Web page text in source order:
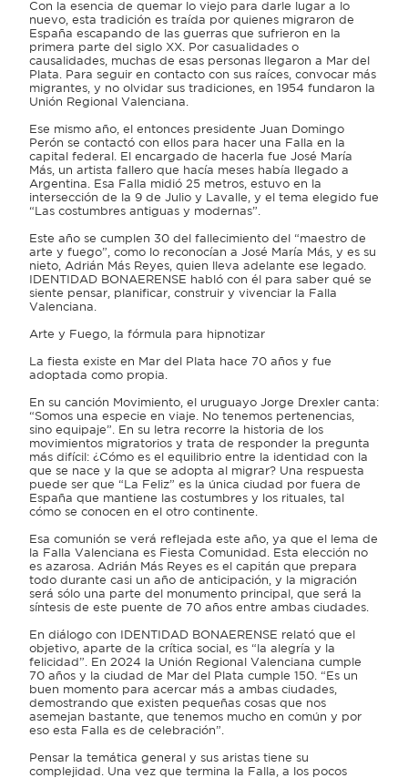
Con la esencia de quemar lo viejo para darle lugar a lo
nuevo, esta tradición es traída por quienes migraron de
España escapando de las guerras que sufrieron en la
primera parte del siglo XX. Por casualidades o
causalidades, muchas de esas personas llegaron a Mar del
Plata. Para seguir en contacto con sus raíces, convocar más
migrantes, y no olvidar sus tradiciones, en 1954 fundaron la
Unión Regional Valenciana.
Ese mismo año, el entonces presidente Juan Domingo
Perón se contactó con ellos para hacer una Falla en la
capital federal. El encargado de hacerla fue José María
Más, un artista fallero que hacía meses había llegado a
Argentina. Esa Falla midió 25 metros, estuvo en la
intersección de la 9 de Julio y Lavalle, y el tema elegido fue
“Las costumbres antiguas y modernas”.
Este año se cumplen 30 del fallecimiento del “maestro de
arte y fuego”, como lo reconocían a José María Más, y es su
nieto, Adrián Más Reyes, quien lleva adelante ese legado.
IDENTIDAD BONAERENSE habló con él para saber qué se
siente pensar, planificar, construir y vivenciar la Falla
Valenciana.
Arte y Fuego, la fórmula para hipnotizar
La fiesta existe en Mar del Plata hace 70 años y fue
adoptada como propia.
En su canción Movimiento, el uruguayo Jorge Drexler canta:
“Somos una especie en viaje. No tenemos pertenencias,
sino equipaje”. En su letra recorre la historia de los
movimientos migratorios y trata de responder la pregunta
más difícil: ¿Cómo es el equilibrio entre la identidad con la
que se nace y la que se adopta al migrar? Una respuesta
puede ser que “La Feliz” es la única ciudad por fuera de
España que mantiene las costumbres y los rituales, tal
cómo se conocen en el otro continente.
Esa comunión se verá reflejada este año, ya que el lema de
la Falla Valenciana es Fiesta Comunidad. Esta elección no
es azarosa. Adrián Más Reyes es el capitán que prepara
todo durante casi un año de anticipación, y la migración
será sólo una parte del monumento principal, que será la
síntesis de este puente de 70 años entre ambas ciudades.
En diálogo con IDENTIDAD BONAERENSE relató que el
objetivo, aparte de la crítica social, es “la alegría y la
felicidad”. En 2024 la Unión Regional Valenciana cumple
70 años y la ciudad de Mar del Plata cumple 150. “Es un
buen momento para acercar más a ambas ciudades,
demostrando que existen pequeñas cosas que nos
asemejan bastante, que tenemos mucho en común y por
eso esta Falla es de celebración”.
Pensar la temática general y sus aristas tiene su
complejidad. Una vez que termina la Falla, a los pocos